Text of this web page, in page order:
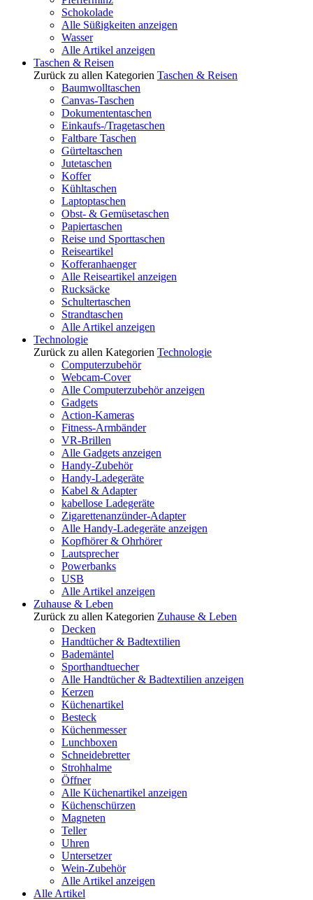
Schokolade
Alle Süßigkeiten anzeigen
Wasser
Alle Artikel anzeigen
Taschen & Reisen
Zurück zu allen Kategorien Taschen & Reisen
Baumwolltaschen
Canvas-Taschen
Dokumententaschen
Einkaufs-/Tragetaschen
Faltbare Taschen
Gürteltaschen
Jutetaschen
Koffer
Kühltaschen
Laptoptaschen
Obst- & Gemüsetaschen
Papiertaschen
Reise und Sporttaschen
Reiseartikel
Kofferanhaenger
Alle Reiseartikel anzeigen
Rucksäcke
Schultertaschen
Strandtaschen
Alle Artikel anzeigen
Technologie
Zurück zu allen Kategorien Technologie
Computerzubehör
Webcam-Cover
Alle Computerzubehör anzeigen
Gadgets
Action-Kameras
Fitness-Armbänder
VR-Brillen
Alle Gadgets anzeigen
Handy-Zubehör
Handy-Ladegeräte
Kabel & Adapter
kabellose Ladegeräte
Zigarettenanzünder-Adapter
Alle Handy-Ladegeräte anzeigen
Kopfhörer & Ohrhörer
Lautsprecher
Powerbanks
USB
Alle Artikel anzeigen
Zuhause & Leben
Zurück zu allen Kategorien Zuhause & Leben
Decken
Handtücher & Badtextilien
Bademäntel
Sporthandtuecher
Alle Handtücher & Badtextilien anzeigen
Kerzen
Küchenartikel
Besteck
Küchenmesser
Lunchboxen
Schneidebretter
Strohhalme
Öffner
Alle Küchenartikel anzeigen
Küchenschürzen
Magneten
Teller
Uhren
Untersetzer
Wein-Zubehör
Alle Artikel anzeigen
Alle Artikel